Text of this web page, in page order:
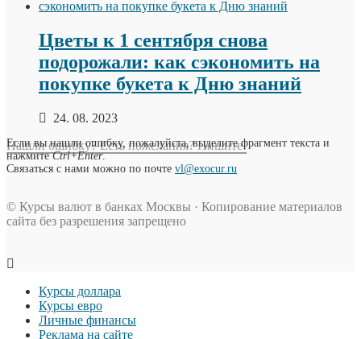
Цветы к 1 сентября снова
подорожали: как сэкономить на
покупке букета к Дню знаний
24. 08. 2023
Нашли ошибку? Есть пожелания? Пишите!
Если вы нашли ошибку, пожалуйста, выделите фрагмент текста и
нажмитеCtrl+Enter.
Связаться с нами можно по почте vl@exocur.ru
© Курсы валют в банках Москвы · Копирование материалов
сайта без разрешения запрещено
Курсы доллара
Курсы евро
Личные финансы
Реклама на сайте